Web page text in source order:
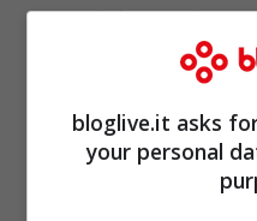
pubblici,
dell’obiettivo del
bloglive.it asks
your personal